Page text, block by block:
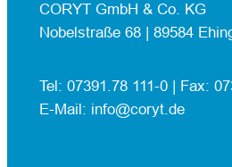
CORYT GmbH & Co. KG
Nobelstraße 68 | 89584
Tel: 07391.78 111-0 | Fax:
E-Mail: info@coryt.de